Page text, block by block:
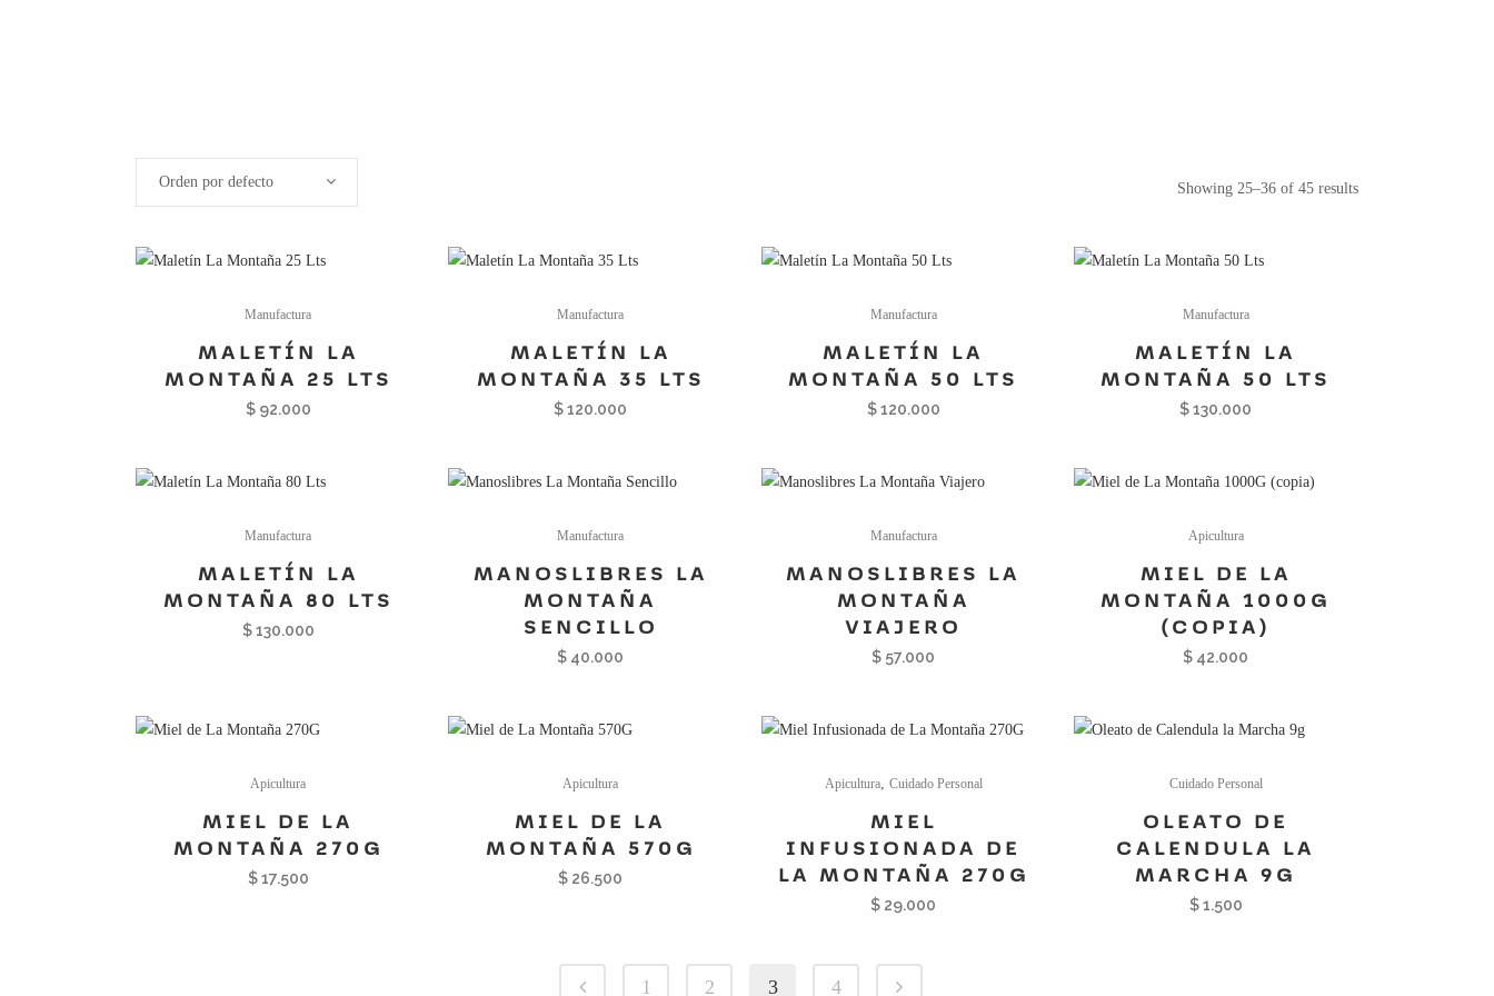
Showing 25–36 of 45 results
Orden por defecto
Manufactura
MALETÍN LA
MONTAÑA 25 LTS
$92.000
Manufactura
MALETÍN LA
MONTAÑA 35 LTS
$120.000
Manufactura
MALETÍN LA
MONTAÑA 50 LTS
$120.000
Manufactura
MALETÍN LA
MONTAÑA 50 LTS
$130.000
Manufactura
MALETÍN LA
MONTAÑA 80 LTS
$130.000
Manufactura
MANOSLIBRES LA
MONTAÑA
SENCILLO
$ 40.000
Manufactura
MANOSLIBRES LA
MONTAÑA
VIAJERO
$ 57.000
Apicultura
MIEL DE LA
MONTAÑA 1000G
(COPIA)
$ 42.000
Apicultura
MIEL DE LA
MONTAÑA 270G
$17.500
Apicultura
MIEL DE LA
MONTAÑA 570G
$ 26.500
Apicultura, Cuidado Personal
MIEL
INFUSIONADA DE
LA MONTAÑA 270G
$ 29.000
Cuidado Personal
OLEATO DE
CALENDULA LA
MARCHA 9G
$1.500
1 2 3 4